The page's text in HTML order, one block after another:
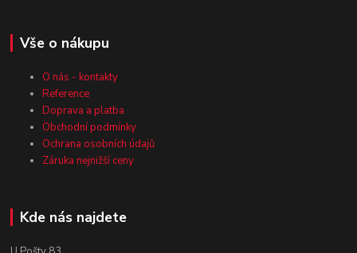
Vše o nákupu
O nás - kontakty
Reference
Doprava a platba
Obchodní podmínky
Ochrana osobních údajů
Záruka nejnižší ceny
Kde nás najdete